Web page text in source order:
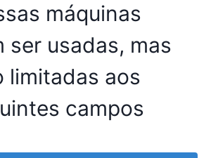
máquinas
ser usadas, mas
limitadas aos
campos